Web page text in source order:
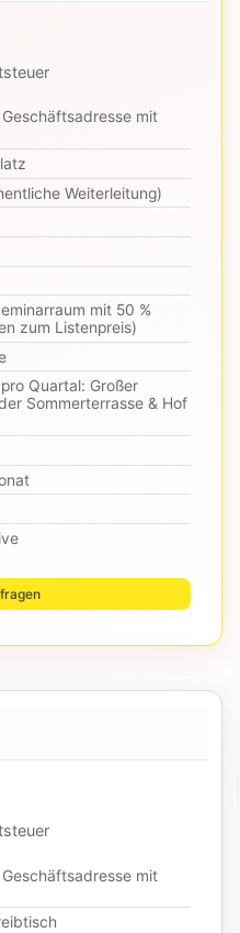
mit
Weiterleitung)
mit 50 %
zum Listenpreis)
Quartal: Großer
Sommerterrasse & Hof
mit